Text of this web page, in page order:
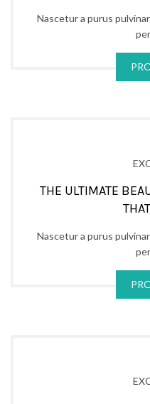
Nascetur a purus
THE ULTIMATE
Nascetur a purus